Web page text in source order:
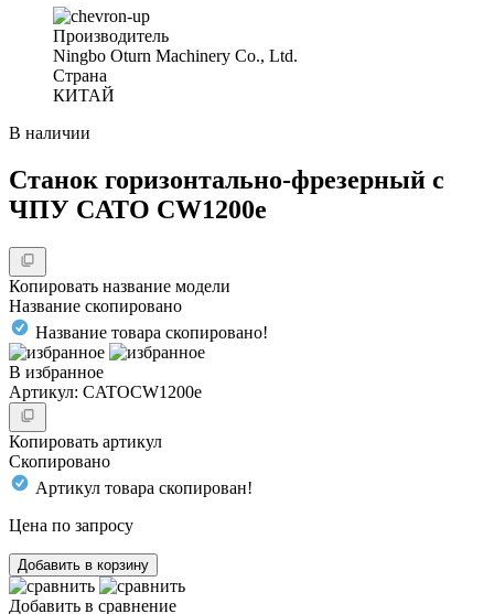
Производитель
Ningbo Oturn Machinery Co., Ltd.
Страна
КИТАЙ
В наличии
Станок горизонтально-фрезерный с
ЧПУ CATO CW1200e
Копировать название модели
Название скопировано
Название товара скопировано!
В избранное
Артикул: CATOCW1200e
Копировать артикул
Скопировано
Артикул товара скопирован!
Цена по запросу
Добавить в корзину
Добавить в сравнение